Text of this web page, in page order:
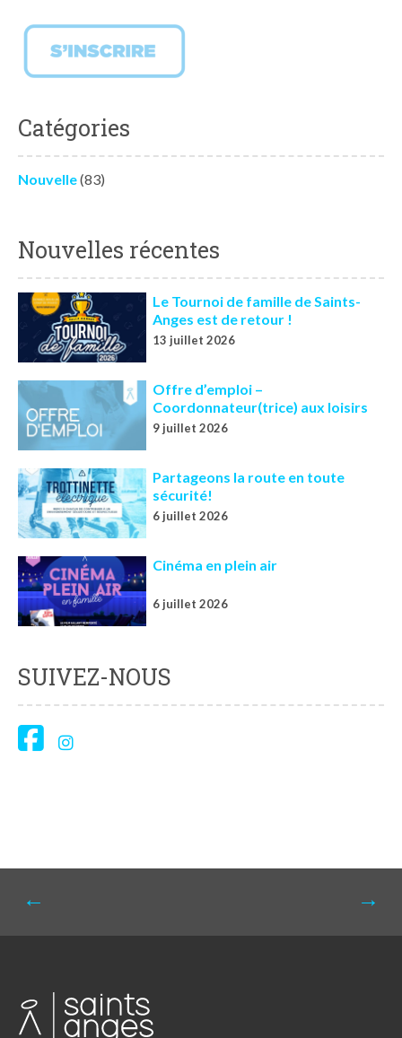
Catégories
Nouvelle(83)
Nouvelles récentes
Le Tournoi de famille de Saints-
Anges est de retour !
13 juillet 2026
Offre d’emploi –
Coordonnateur(trice) aux loisirs
9 juillet 2026
Partageons la route en toute
sécurité!
6 juillet 2026
Cinéma en plein air
6 juillet 2026
SUIVEZ-NOUS
Navigation
l'article
→
←